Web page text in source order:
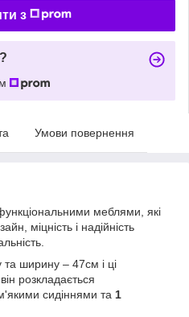
з
Умови повернення
меблями, які
міцність і надійність
ширину – 47см і ці
розкладається
сидіннями та 1